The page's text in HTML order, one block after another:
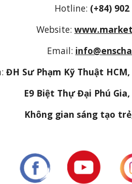
Hotline: (+84)
Website:
Email:
ĐH Sư Phạm Kỹ Thuật
E9 Biệt Thự Đại Phú
Không gian sáng tạo